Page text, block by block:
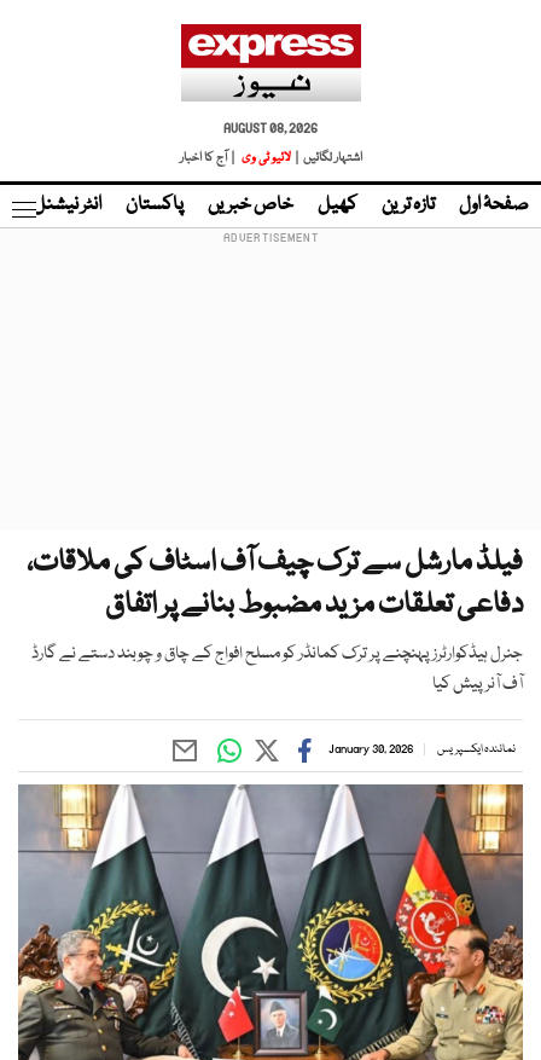
AUGUST 08, 2026
اشتہار لگائیں |
لائیو ٹی وی | آج کا اخبار
صفحۂ اول تازہ ترین کھیل خاص خبریں پاکستان انٹر نیشنل
فیلڈ مارشل سے ترک چیف آف اسٹاف کی ملاقات،
دفاعی تعلقات مزید مضبوط بنانے پر اتفاق
جنرل ہیڈکوارٹرز پہنچنے پر ترک کمانڈر کو مسلح افواج کے چاق و چوبند دستے نے گارڈ
آف آنر پیش کیا
نمائندہ ایکسپریس January 30, 2026